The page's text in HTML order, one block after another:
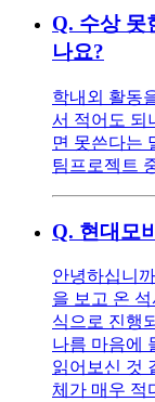
Q. 수상 못
나요?
학내외 활동
서 적어도 되
면 못쓴다는
팀프로젝트
Q. 현대모
안녕하십니
을 보고 온
식으로 진행
나름 마음에
읽어보신 것
체가 매우 적